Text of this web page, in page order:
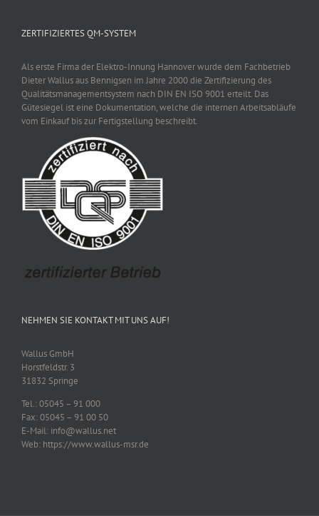
ZERTIFIZIERTES QM-SYSTEM
Als erste Firma der Elektro-Innung Hannover wurde dem Fachbetrieb
Dieter Wallus aus Bennigsen im Jahre 2000 die Zertifizierung des
Qualitätsmanagementsystem nach DIN EN ISO 9001 erteilt. Das
Gütesiegel ist eine Dokumentation, welche die internen Arbeitsabläufe
vom Einkauf bis zur Fertigstellung beschreibt.
NEHMEN SIE KONTAKT MIT UNS AUF!
Wallus GmbH
Horstfeldstr. 3
31832 Springe
Tel.: 05045 – 91 000
Fax: 05045 – 91 00 50
E-Mail: info@wallus.net
Web: https://www.wallus-msr.de